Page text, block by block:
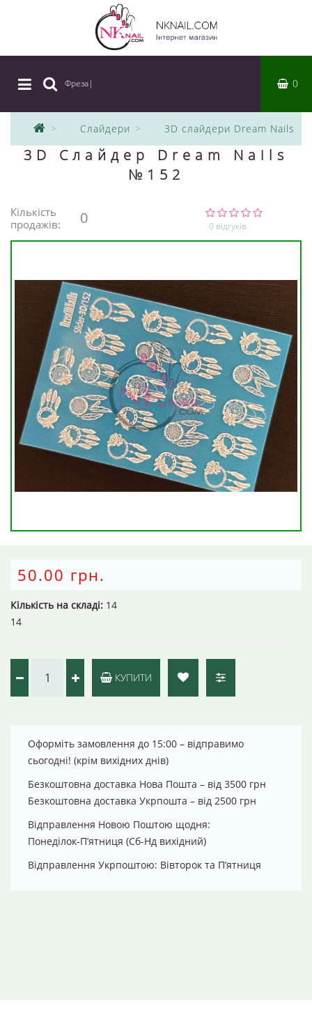
Фреза| 0
Слайдери 3D слайдери Dream Nails
3D Слайдер Dream Nails
№152
Кількість
продажів:
0 0 відгуків
50.00 грн.
Кількість на складі: 14
14
КУПИТИ
Оформіть замовлення до 15:00 – відправимо
сьогодні! (крім вихідних днів)
Безкоштовна доставка Нова Пошта – від 3500 грн
Безкоштовна доставка Укрпошта – від 2500 грн
Відправлення Новою Поштою щодня:
Понеділок-П’ятниця (Сб-Нд вихідний)
Відправлення Укрпоштою: Вівторок та П’ятниця